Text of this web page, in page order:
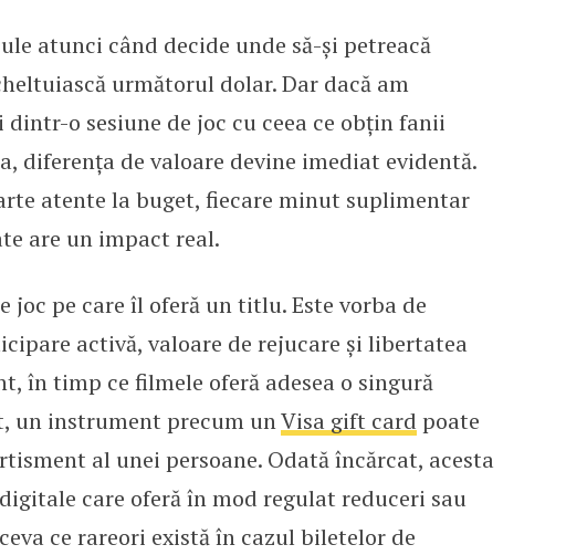
care jucătorii se bucură de mai
atunci când decide unde să-și petreacă
următorul dolar. Dar dacă am
o sesiune de joc cu ceea ce obțin fanii
diferența de valoare devine imediat evidentă.
atente la buget, fiecare minut suplimentar
are un impact real.
joc pe care îl oferă un titlu. Este vorba de
activă, valoare de rejucare și libertatea
în timp ce filmele oferă adesea o singură
un instrument precum unVisa gift card poate
al unei persoane. Odată încărcat, acesta
care oferă în mod regulat reduceri sau
ce rareori există în cazul biletelor de